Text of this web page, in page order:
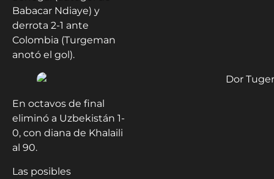
Babacar Ndiaye) y
derrota 2-1 ante
Colombia (Turgeman
anotó el gol).
En octavos de final
eliminó a Uzbekistán 1-
0, con diana de Khalaili
al 90.
Las posibles